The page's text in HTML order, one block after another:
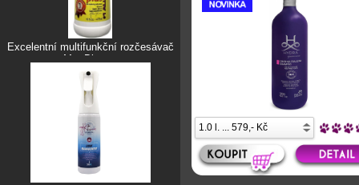
Excelentní multifunkční rozčesávač
Mat Blaster